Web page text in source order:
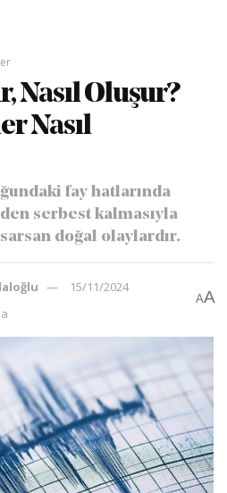
Nasıl Oluşur?
Nasıl
fay hatlarında
serbest kalmasıyla
doğal olaylardır.
15/11/2024
AA